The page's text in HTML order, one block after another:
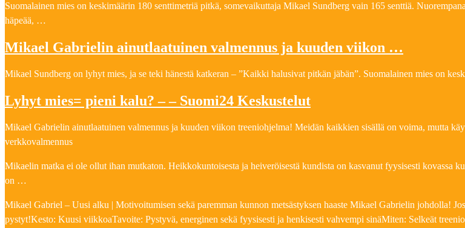
Suomalainen mies on keskimäärin 180 senttimetriä pitkä, somevaikuttaja Mikael Sundberg vain 165 senttiä.
häpeää, …
Mikael Gabrielin ainutlaatuinen valmennus ja kuuden viikon …
Mikael Sundberg on lyhyt mies, ja se teki hänestä katkeran – ”Kaikki halusivat pitkän jäbän”. Suomalainen mies on
Lyhyt mies= pieni kalu? – – Suomi24 Keskustelut
Mikael Gabrielin ainutlaatuinen valmennus ja kuuden viikon treeniohjelma! Meidän kaikkien sisällä on voima, mutta
verkkovalmennus
Mikaelin matka ei ole ollut ihan mutkaton. Heikkokuntoisesta ja heiveröisestä kundista on kasvanut fyysisesti kovassa
on …
Mikael Gabriel – Uusi alku | Motivoitumisen sekä paremman kunnon metsästyksen haaste Mikael Gabrielin johdolla!
pystyt!Kesto: Kuusi viikkoaTavoite: Pystyvä, energinen sekä fyysisesti ja henkisesti vahvempi sinäMiten: Selkeät